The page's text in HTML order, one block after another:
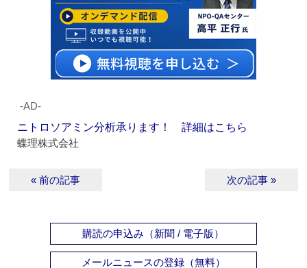
‐AD‐
ニトロソアミン分析承ります！ 詳細はこちら
蝶理株式会社
« 前の記事 次の記事 »
購読の申込み（新聞 / 電子版）
メールニュースの登録（無料）